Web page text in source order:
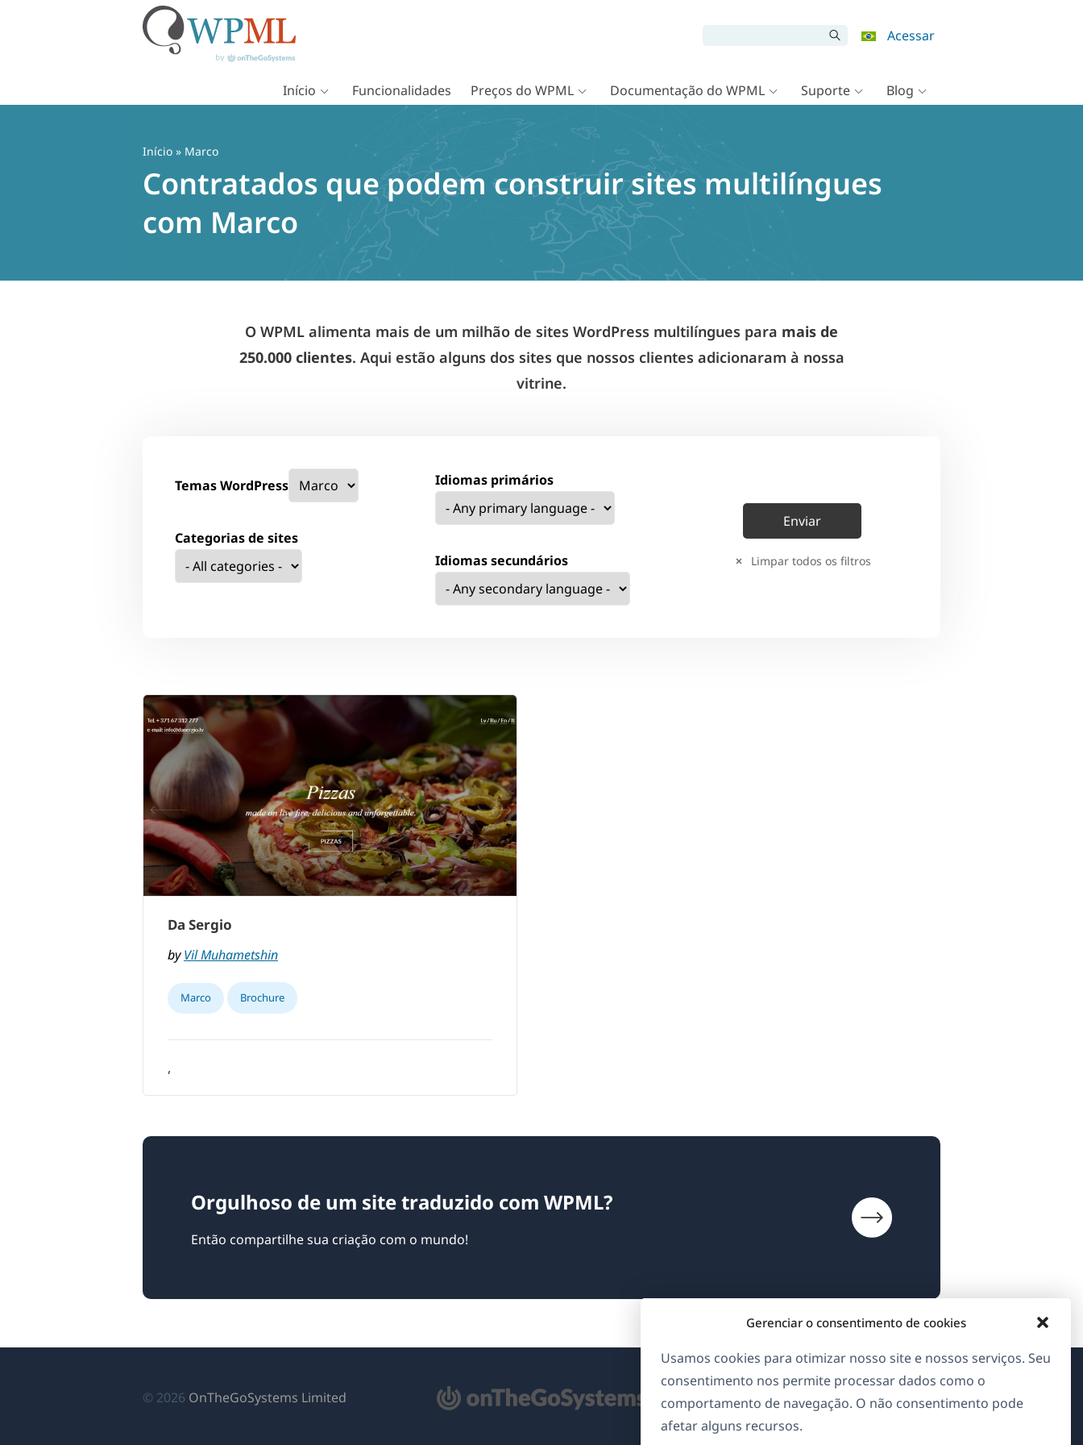
Gerenciar o consentimento de cookies
Usamos cookies para otimizar nosso site e nossos serviços. Seu
consentimento nos permite processar dados como o
comportamento de navegação. O não consentimento pode
afetar alguns recursos.
Acessar
Início Funcionalidades Preços do WPML Documentação do WPML Suporte Blog
Início » Marco
Contratados que podem construir sites multilíngues
com Marco
O WPML alimenta mais de um milhão de sites WordPress multilíngues para mais de
250.000 clientes. Aqui estão alguns dos sites que nossos clientes adicionaram à nossa
vitrine.
Temas WordPress
Categorias de sites
Idiomas primários
Idiomas secundários Limpar todos os filtros
Da Sergio
byVil Muhametshin
Marco Brochure
,
Orgulhoso de um site traduzido com WPML?
Então compartilhe sua criação com o mundo!
© 2026 OnTheGoSystems Limited
Sobre o WPML
GDPR & Política de Privacidade